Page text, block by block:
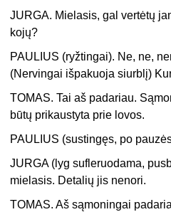
JURGA. Mielasis, gal vertėtų
kojų?
PAULIUS (ryžtingai). Ne, ne,
(Nervingai išpakuoja siurblį)
TOMAS. Tai aš padariau.
būtų prikaustyta prie lovos.
PAULIUS (sustingęs, po
JURGA (lyg sufleruodama,
mielasis. Detalių jis nenori.
TOMAS. Aš sąmoningai